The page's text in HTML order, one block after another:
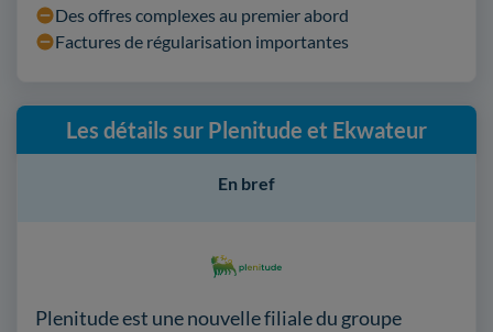
Des offres complexes au premier abord
Factures de régularisation importantes
Les détails sur Plenitude et Ekwateur
Plenitude est une nouvelle filiale du groupe
En bref